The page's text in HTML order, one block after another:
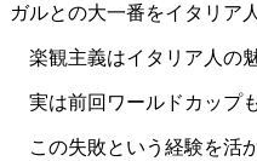
ガルとの大一番をイタリア
楽観主義はイタリア人の
実は前回ワールドカップ
この失敗という経験を活